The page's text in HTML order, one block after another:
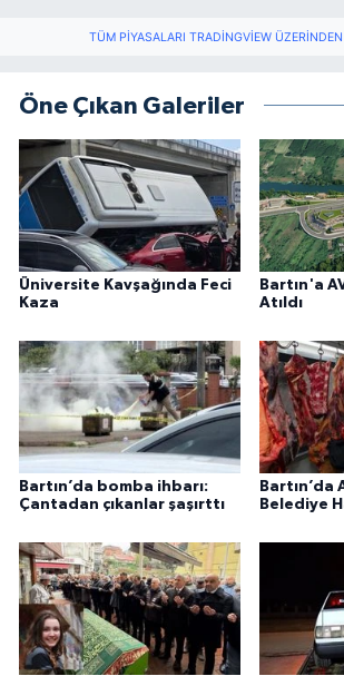
TÜM PIYASALARI TRADINGVIEW
Öne Çıkan Galeriler
Üniversite Kavşağında Feci
Kaza
Bartın'a
Atıldı
Bartın’da bomba ihbarı:
Çantadan çıkanlar şaşırttı
Bartın’da
Belediye